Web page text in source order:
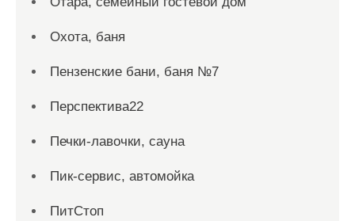
Охота, баня
Пензенские бани, баня №7
Перспектива22
Печки-лавочки, сауна
Пик-сервис, автомойка
ПитСтоп